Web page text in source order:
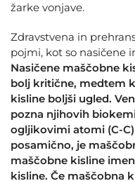
žarke vonjave.
Zdravstvena in
pojmi, kot so nasičene
Nasičene maščobne
bolj kritične, medtem
kisline boljši ugled.
pozna njihovih
ogljikovimi atomi (C-
posamično, je
maščobne kisline
kisline. Če maščobna